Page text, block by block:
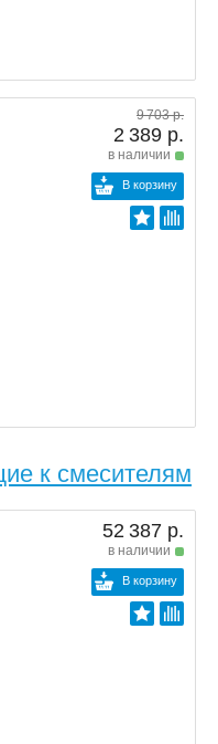
9 703 р.
2 389 р.
в наличии
В корзину
к смесителям
52 387 р.
в наличии
В корзину